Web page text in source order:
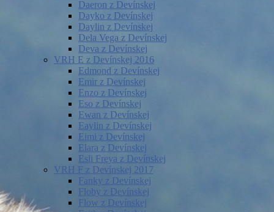
Daeron z Devínskej
Dayko z Devínskej
Daylin z Devínskej
Dela Vega z Devínskej
Deva z Devínskej
VRH E z Devínskej 2016
Edmond z Devínskej
Emir z Devínskej
Enzo z Devínskej
Eso z Devínskej
Ewan z Devínskej
Eaylin z Devínskej
Eimi z Devínskej
Elara z Devínskej
Esli Freya z Devínskej
VRH F z Devínskej 2017
Fanky z Devínskej
Floby z Devínskej
Flow z Devínskej